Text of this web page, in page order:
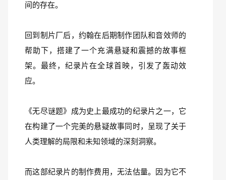
间的存在。
回到制片厂后，约翰在后期制作团队和音效师的
帮助下，搭建了一个充满悬疑和震撼的故事框
架。最终，纪录片在全球首映，引发了轰动效
应。
《无尽谜题》成为史上最成功的纪录片之一，它
在构建了一个完美的悬疑故事同时，呈现了关于
人类理解的局限和未知领域的深刻洞察。
而这部纪录片的制作费用，无法估量。因为它不